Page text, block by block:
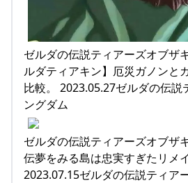
ゼルダの伝説ティアーズオブザ
ルダティアキン】厄災ガノンと
比較。 2023.05.27ゼルダの伝説
ングダム
ゼルダの伝説ティアーズオブザ
伝夢をみる島は忠実すぎたリメ
2023.07.15ゼルダの伝説ティア